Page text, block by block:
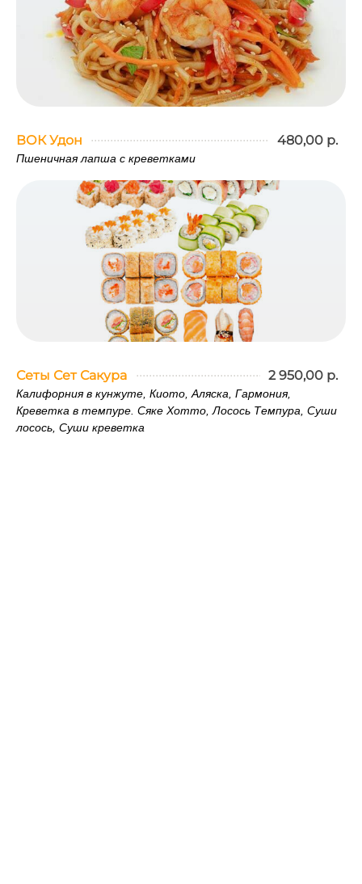
ВОК Удон 480,00 р.
Пшеничная лапша с креветками
Сеты Сет Сакура 2 950,00 р.
Калифорния в кунжуте, Киото, Аляска, Гармония,
Креветка в темпуре. Сяке Хотто, Лосось Темпура, Суши
лосось, Суши креветка